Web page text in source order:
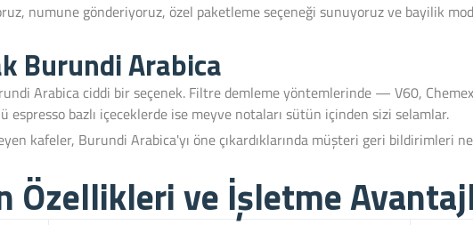
numune gönderiyoruz, özel paketleme seçeneği sunuyoruz ve bayilik
Burundi Arabica
Arabica ciddi bir seçenek. Filtre demleme yöntemlerinde — V60,
espresso bazlı içeceklerde ise meyve notaları sütün içinden sizi selamlar.
kafeler, Burundi Arabica'yı öne çıkardıklarında müşteri geri bildirimleri
Özellikleri ve İşletme